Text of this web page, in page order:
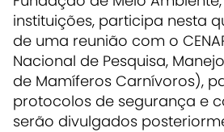
instituições, participa nesta
de uma reunião com o
Nacional de Pesquisa,
de Mamíferos Carnívoros),
protocolos de segurança e
serão divulgados